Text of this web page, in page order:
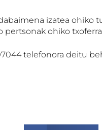
izatea ohiko
pertsonak ohiko
telefonora deitu